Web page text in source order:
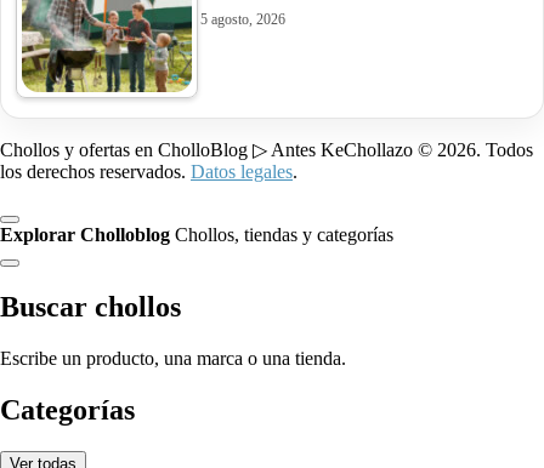
5 agosto, 2026
Chollos y ofertas en CholloBlog ▷ Antes KeChollazo © 2026. Todos
los derechos reservados. Datos legales.
Explorar Cholloblog Chollos, tiendas y categorías
Buscar chollos
Escribe un producto, una marca o una tienda.
Categorías
Ver todas